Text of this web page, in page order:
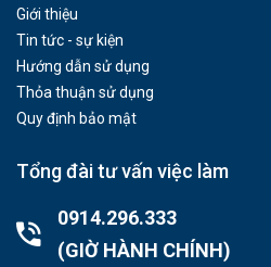
Giới thiệu
Tin tức - sự kiện
Hướng dẫn sử dụng
Thỏa thuận sử dụng
Quy định bảo mật
Tổng đài tư vấn việc làm
0914.296.333
(GIỜ HÀNH CHÍNH)